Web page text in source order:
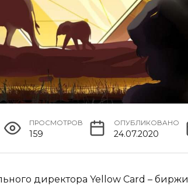
ПРОСМОТРОВ
159
ОПУБЛИКОВАНО
24.07.2020
директора Yellow Card – биржи